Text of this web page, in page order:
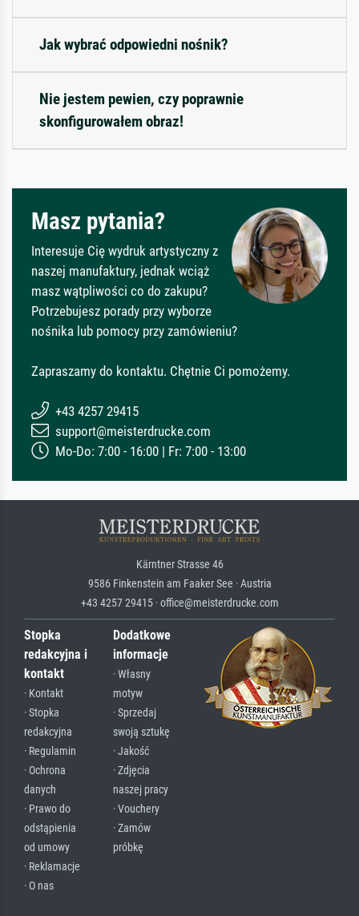
Jak wybrać odpowiedni nośnik?
Nie jestem pewien, czy poprawnie
skonfigurowałem obraz!
Masz pytania?
Interesuje Cię wydruk artystyczny z
naszej manufaktury, jednak wciąż
masz wątpliwości co do zakupu?
Potrzebujesz porady przy wyborze
nośnika lub pomocy przy zamówieniu?
Zapraszamy do kontaktu. Chętnie Ci pomożemy.
+43 4257 29415
support@meisterdrucke.com
Mo-Do: 7:00 - 16:00 | Fr: 7:00 - 13:00
Kärntner Strasse 46
9586 Finkenstein am Faaker See · Austria
+43 4257 29415 · office@meisterdrucke.com
Stopka
redakcyjna i
kontakt
· Kontakt
· Stopka
redakcyjna
· Regulamin
· Ochrona
danych
· Prawo do
odstąpienia
od umowy
· Reklamacje
· O nas
Dodatkowe
informacje
· Własny
motyw
· Sprzedaj
swoją sztukę
· Jakość
· Zdjęcia
naszej pracy
· Vouchery
· Zamów
próbkę